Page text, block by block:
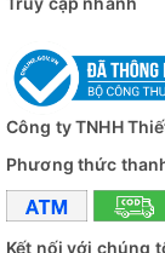
công suất
Công suất siêu
âm
Công suất
nhiệt
Công ty TNHH
Phương thức
Kết nối với chúng